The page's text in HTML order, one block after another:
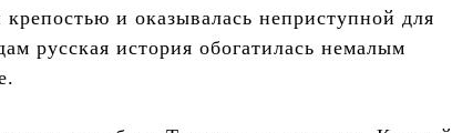
и оказывалась неприступной для
русская история обогатилась немалым